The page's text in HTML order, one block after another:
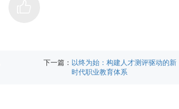
下一篇：
以终为始：构建人才测评驱动的新
时代职业教育体系